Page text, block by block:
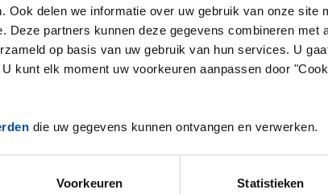
Ook delen we informatie over uw gebruik van onze site
Deze partners kunnen deze gegevens combineren met
op basis van uw gebruik van hun services. U
kunt elk moment uw voorkeuren aanpassen door
die uw gegevens kunnen ontvangen en verwerken.
Voorkeuren Statistieken
H. de Lintweg 17
Spijkenisse
1 maand geleden gevonden
Gevonden op:Gnagnagna.nl
⚡️ Deze woning is
Reageer binnen 15 minuten
Mis de volgende niet →